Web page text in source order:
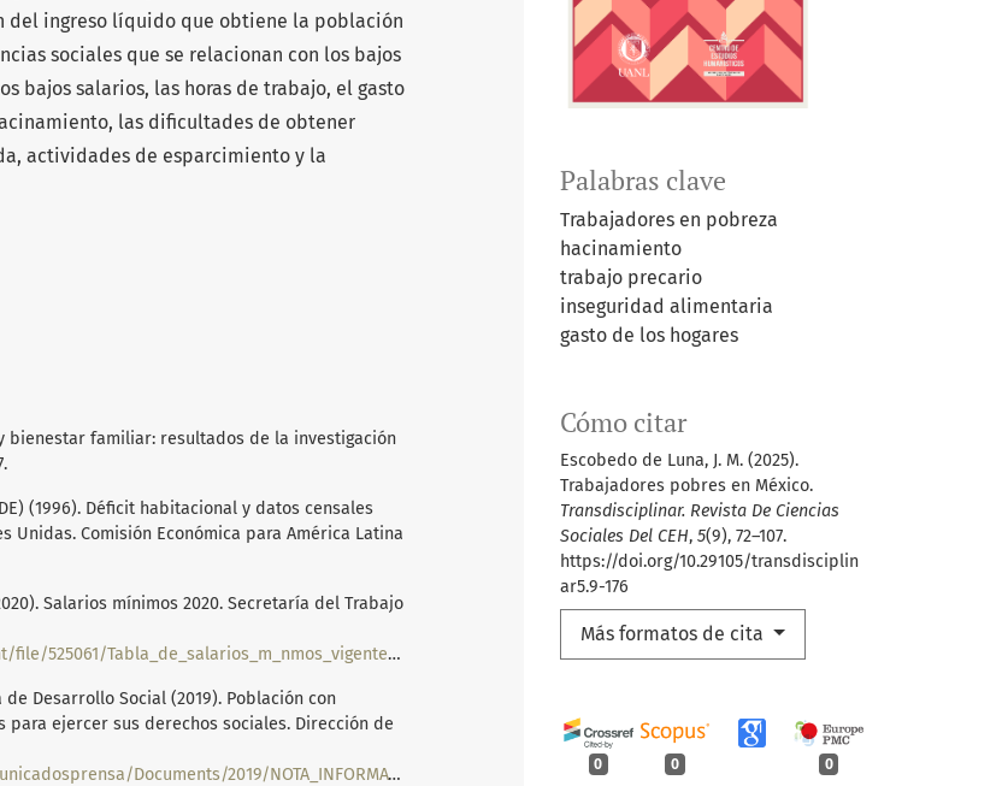
Palabras clave
Trabajadores en pobreza
hacinamiento
trabajo precario
inseguridad alimentaria
gasto de los hogares
Cómo citar
Escobedo de Luna, J. M. (2025).
Trabajadores pobres en México.
Transdisciplinar. Revista De Ciencias
Sociales Del CEH, 5(9), 72–107.
https://doi.org/10.29105/transdisciplin
ar5.9-176
Más formatos de cita
0 0 0
del ingreso líquido que obtiene la población
sociales que se relacionan con los bajos
bajos salarios, las horas de trabajo, el gasto
las dificultades de obtener
actividades de esparcimiento y la
bienestar familiar: resultados de la investigación
(1996). Déficit habitacional y datos censales
Unidas. Comisión Económica para América Latina
Salarios mínimos 2020. Secretaría del Trabajo
Desarrollo Social (2019). Población con
ejercer sus derechos sociales. Dirección de